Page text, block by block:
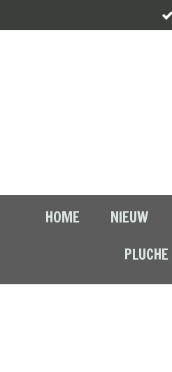
direct
HOME NIEUW
PLUCHE